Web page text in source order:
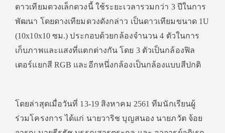
ดาวเทียมดวงเล็กดวงนี้ ใช้ระยะเวลารวมกว่า 3 ปีในการ
พัฒนา โดยดางเทียมดวงดังกล่าว เป็นดาวเทียมขนาด 1U
(10x10x10 ซม.) ประกอบด้วยกล้องจำนวน 4 ตัวในการ
เก็บภาพและแสงที่แตกต่างกัน โดย 3 ตัวเป็นกล้องฟิล
เตอร์แยกสี RGB และอีกหนึ่งกล้องเป็นกล้องแบบสีปกติ
โดยล่าสุดเมื่อวันที่ 13-19 สิงหาคม 2561 ทีมนักเรียนผู้
ร่วมโครงการ ได้แก่ นายวาริช บุญสนอง นายภวัต จ้อย